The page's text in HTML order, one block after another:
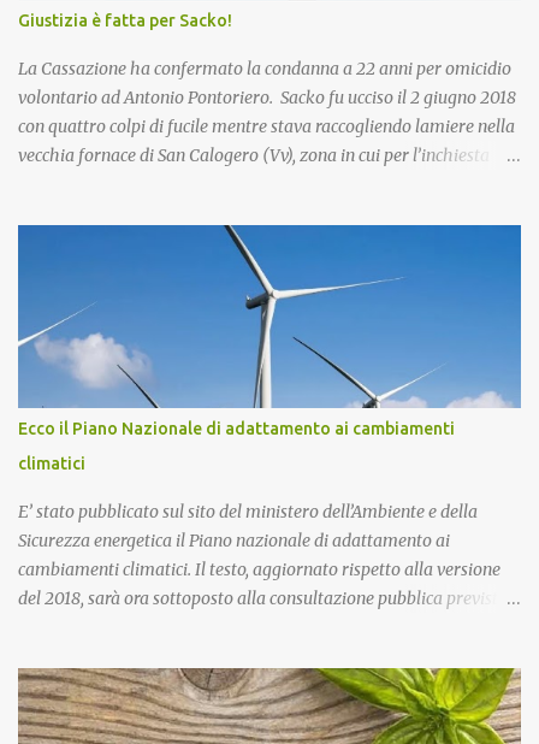
Giustizia è fatta per Sacko!
La Cassazione ha confermato la condanna a 22 anni per omicidio
volontario ad Antonio Pontoriero. Sacko fu ucciso il 2 giugno 2018
con quattro colpi di fucile mentre stava raccogliendo lamiere nella
vecchia fornace di San Calogero (Vv), zona in cui per l’inchiesta
dall’Enel di Brindisi, Priolo Gallo (Sr) e Termini Imerese (Pa).
Pontoriero era già stato riconosciuto colpevole dell'omicidio e
condannato a 22 anni di carcere sia in primo grado che in appello.
Nel 2018, pochi giorni dopo l'omicidio di Sacko, presentai
un'interrogazione parlamentare all'allora ministro dell'interno
Salvini per accertare se nella vicenda vi era il coinvolgimento della
‘ndrangheta, che in quella provincia ha risapute radici e
giustizia è stata fatta! Lo Stato ha il dovere di difendere i più de...
Ecco il Piano Nazionale di adattamento ai cambiamenti
climatici
E’ stato pubblicato sul sito del ministero dell’Ambiente e della
Sicurezza energetica il Piano nazionale di adattamento ai
cambiamenti climatici. Il testo, aggiornato rispetto alla versione
del 2018, sarà ora sottoposto alla consultazione pubblica prevista
nazionale per implementare azioni volte a ridurre al minimo i
rischi derivanti dai cambiamenti climatici, migliorare la capacità